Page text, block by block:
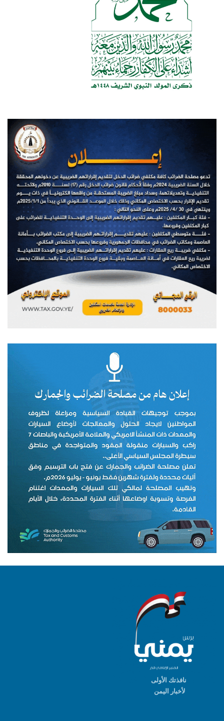
نافذتك الأولى
لأخبار اليمن